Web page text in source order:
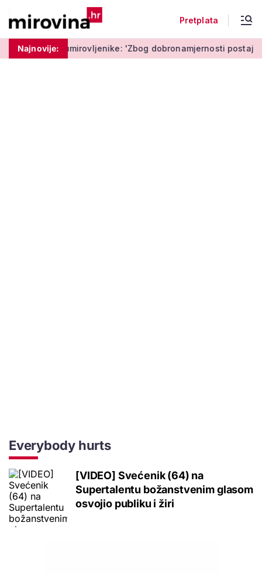
Pretplata
Najnovije:umirovljenike: 'Zbog dobronamjernosti postaju
Everybody hurts
[VIDEO] Svećenik (64) na
Supertalentu božanstvenim glasom
osvojio publiku i žiri